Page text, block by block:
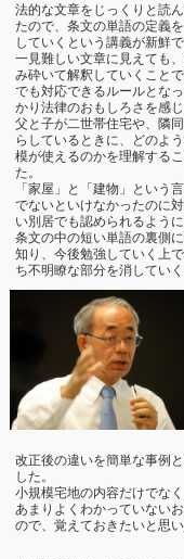
法的な文章をじっくりと読
たので、条文の単語の定義
していくという講義が新鮮で
一見難しい文章に見えても
み砕いて解釈していくこと
でも対応できるルールとな
かり法律のおもしろさを感じ
父と子が二世帯住宅や、隣
らしているときに、どのよ
模が使えるのかを理解する
た。
「家屋」と「建物」という
でないといけなかったのに
い別居でも認められるよう
条文の中の短い単語の裏側
知り、今後勉強していく上
ち不明瞭な部分を消してい
改正後の違いを簡単な事例
した。
小規模宅地の内容だけでな
あまりよくわかっていない
ので、覚えておきたいと思